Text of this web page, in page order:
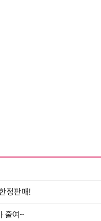
정판매!
줄여~